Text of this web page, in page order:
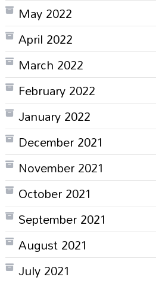
May 2022
April 2022
March 2022
February 2022
January 2022
December 2021
November 2021
October 2021
September 2021
August 2021
July 2021